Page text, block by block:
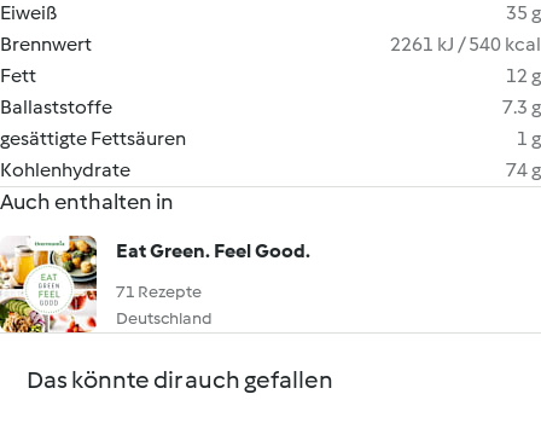
Eiweiß
35 g
Brennwert
2261 kJ / 540 kcal
Fett
12 g
Ballaststoffe
7.3 g
gesättigte Fettsäuren
1 g
Kohlenhydrate
74 g
Auch enthalten in
Eat Green. Feel Good.
71 Rezepte
Deutschland
Das könnte dir auch gefallen